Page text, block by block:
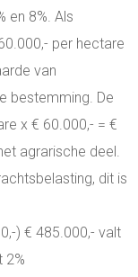
en 8%. Als
per hectare
van
bestemming. De
x € 60.000,- = €
agrarische deel.
dit is
) € 485.000,- valt
2%